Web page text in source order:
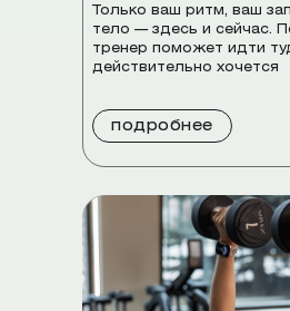
подробнее
Только ваш ритм, ваш
тело — здесь и сейчас.
тренер поможет идти
действительно хочется